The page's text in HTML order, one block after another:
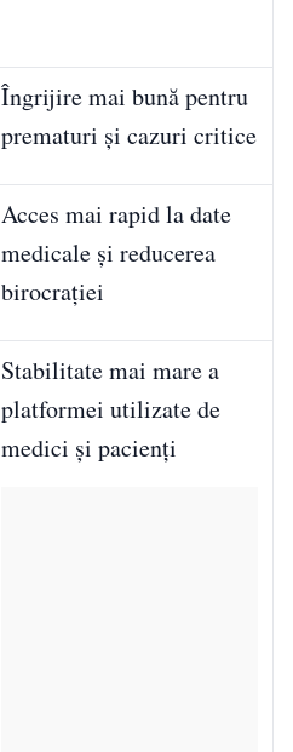
Îngrijire mai bună pentru
prematuri și cazuri critice
Acces mai rapid la date
medicale și reducerea
birocrației
Stabilitate mai mare a
platformei utilizate de
medici și pacienți